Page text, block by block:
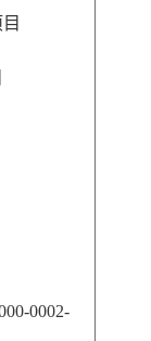
0002-